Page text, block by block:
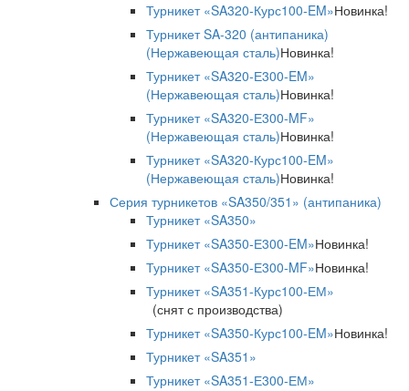
Турникет «SA320-Курс100-EM»Новинка!
Турникет SA-320 (антипаника)
(Нержавеющая сталь)Новинка!
Турникет «SA320-Е300-EM»
(Нержавеющая сталь)Новинка!
Турникет «SA320-Е300-MF»
(Нержавеющая сталь)Новинка!
Турникет «SA320-Курс100-EM»
(Нержавеющая сталь)Новинка!
Серия турникетов «SA350/351» (антипаника)
Турникет «SA350»
Турникет «SA350-Е300-EM»Новинка!
Турникет «SA350-Е300-MF»Новинка!
Турникет «SA351-Курс100-ЕМ»
(снят с производства)
Турникет «SA350-Курс100-EM»Новинка!
Турникет «SA351»
Турникет «SA351-Е300-ЕМ»